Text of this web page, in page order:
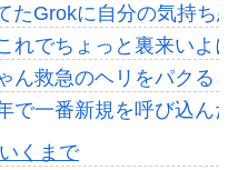
たGrokに自分の気持ち
れでちょっと裏来いよに
ん救急のヘリをパクる→
で一番新規を呼び込んだ
くまで